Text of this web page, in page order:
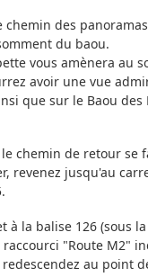
chemin des
du baou.
vous amènera au
avoir une vue
que sur le Baou des
chemin de retour se
revenez jusqu'au
à la balise 126 (sous
"Route M2"
au point